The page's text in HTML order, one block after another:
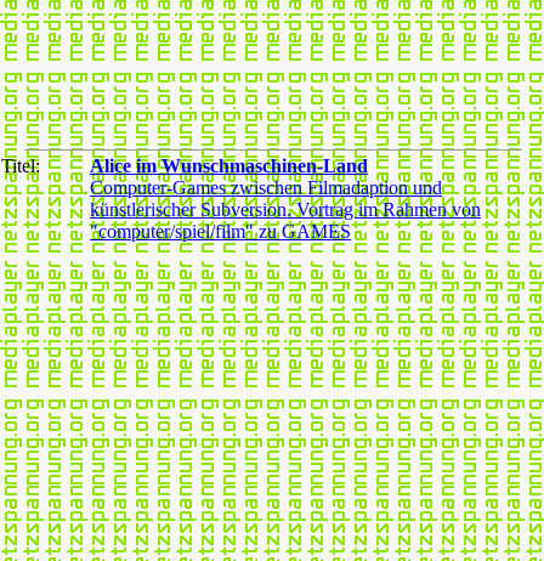
Titel:
Alice im Wunschmaschinen-Land
Computer-Games zwischen Filmadaption und
künstlerischer Subversion. Vortrag im Rahmen von
"computer/spiel/film" zu GAMES